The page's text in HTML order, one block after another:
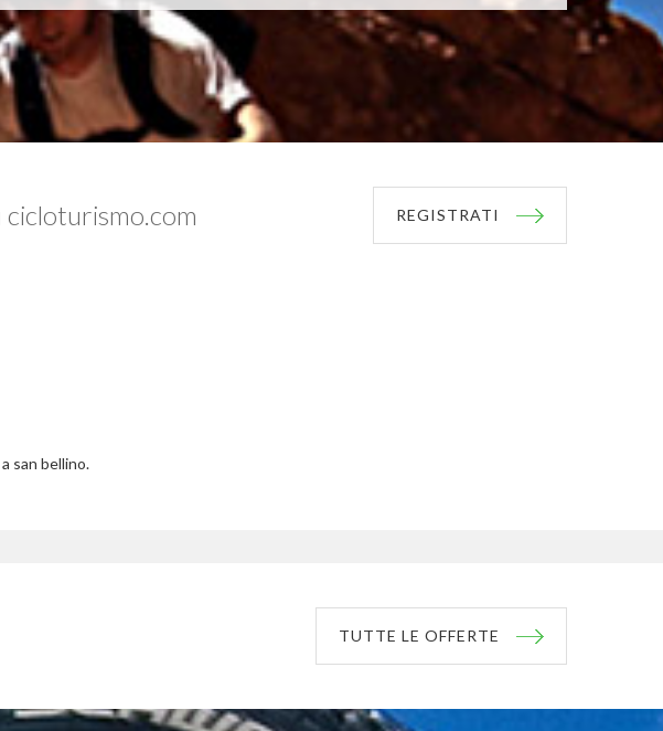
REGISTRATI
san bellino.
TUTTE LE OFFERTE